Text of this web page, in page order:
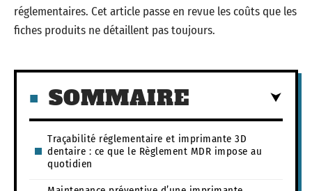
réglementaires. Cet article passe en revue les coûts que les
fiches produits ne détaillent pas toujours.
SOMMAIRE
Traçabilité réglementaire et imprimante 3D
dentaire : ce que le Règlement MDR impose au
quotidien